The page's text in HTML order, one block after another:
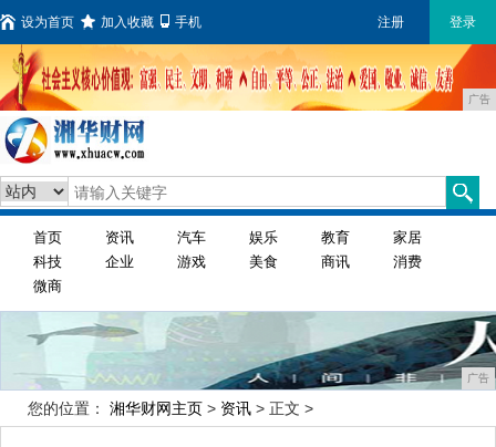
设为首页 加入收藏 手机 注册 登录
广告
首页 资讯 汽车 娱乐 教育
家居
科技
企业 游戏 美食 商讯
消费
微商
广告
您的位置： 湘华财网主页 > 资讯 > 正文 >